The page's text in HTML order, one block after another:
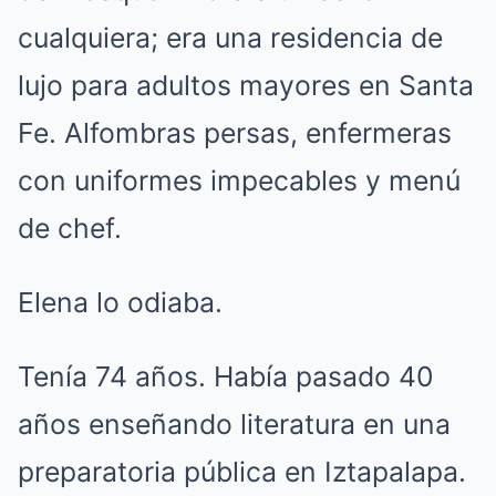
cualquiera; era una residencia de
lujo para adultos mayores en Santa
Fe. Alfombras persas, enfermeras
con uniformes impecables y menú
de chef.
Elena lo odiaba.
Tenía 74 años. Había pasado 40
años enseñando literatura en una
preparatoria pública en Iztapalapa.